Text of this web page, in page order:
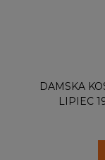
DAMSKA
LIPIEC